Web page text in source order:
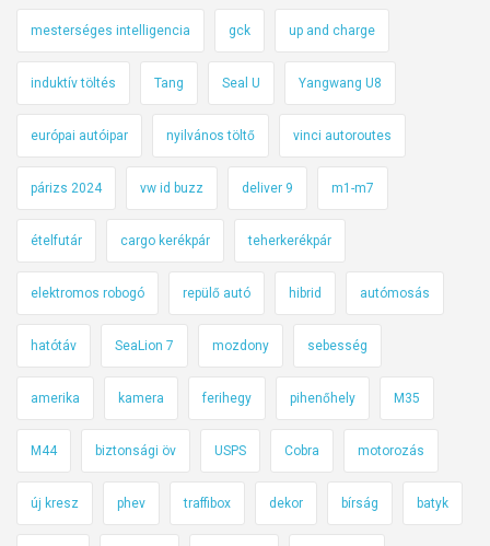
mesterséges intelligencia gck up and charge
induktív töltés Tang Seal U Yangwang U8
európai autóipar nyilvános töltő vinci autoroutes
párizs 2024 vw id buzz deliver 9 m1-m7
ételfutár cargo kerékpár teherkerékpár
elektromos robogó repülő autó hibrid autómosás
hatótáv SeaLion 7 mozdony sebesség
amerika kamera ferihegy pihenőhely M35
M44 biztonsági öv USPS Cobra motorozás
új kresz phev traffibox dekor bírság batyk